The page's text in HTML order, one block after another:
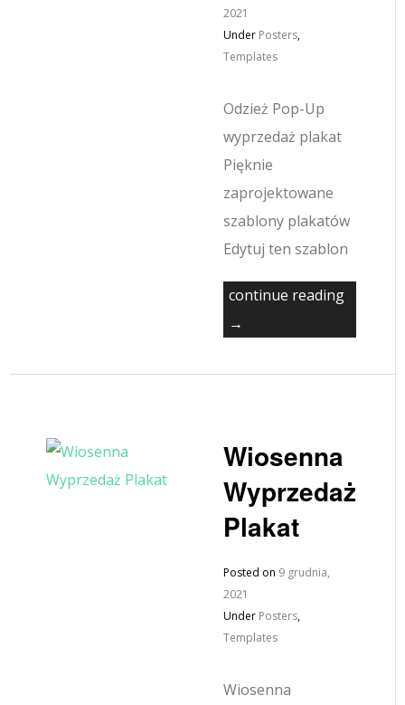
2021
Under Posters,
Templates
Odzież Pop-Up
wyprzedaż plakat
Pięknie
zaprojektowane
szablony plakatów
Edytuj ten szablon
continue reading
→
Wiosenna
Wyprzedaż
Plakat
Posted on 9 grudnia,
2021
Under Posters,
Templates
Wiosenna